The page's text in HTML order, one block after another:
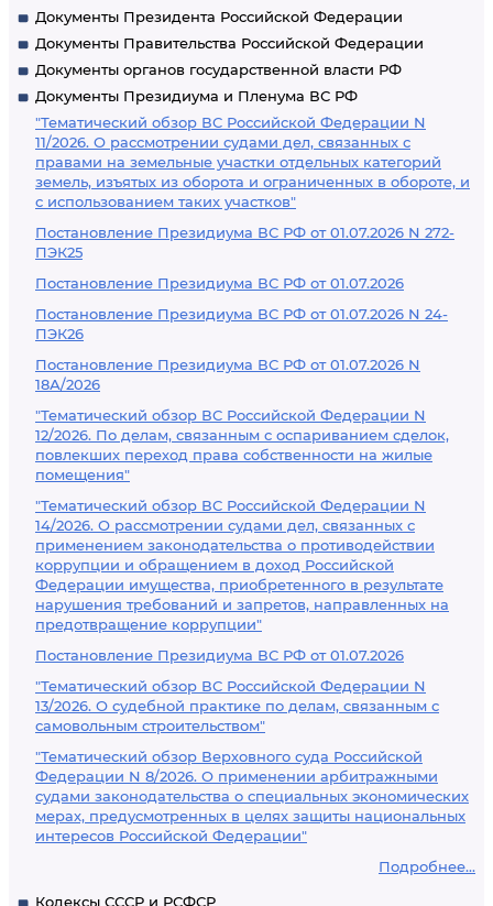
Документы Президента Российской Федерации
Документы Правительства Российской Федерации
Документы органов государственной власти РФ
Документы Президиума и Пленума ВС РФ
"Тематический обзор ВС Российской Федерации N
11/2026. О рассмотрении судами дел, связанных с
правами на земельные участки отдельных категорий
земель, изъятых из оборота и ограниченных в обороте, и
с использованием таких участков"
Постановление Президиума ВС РФ от 01.07.2026 N 272-
ПЭК25
Постановление Президиума ВС РФ от 01.07.2026
Постановление Президиума ВС РФ от 01.07.2026 N 24-
ПЭК26
Постановление Президиума ВС РФ от 01.07.2026 N
18А/2026
"Тематический обзор ВС Российской Федерации N
12/2026. По делам, связанным с оспариванием сделок,
повлекших переход права собственности на жилые
помещения"
"Тематический обзор ВС Российской Федерации N
14/2026. О рассмотрении судами дел, связанных с
применением законодательства о противодействии
коррупции и обращением в доход Российской
Федерации имущества, приобретенного в результате
нарушения требований и запретов, направленных на
предотвращение коррупции"
Постановление Президиума ВС РФ от 01.07.2026
"Тематический обзор ВС Российской Федерации N
13/2026. О судебной практике по делам, связанным с
самовольным строительством"
"Тематический обзор Верховного суда Российской
Федерации N 8/2026. О применении арбитражными
судами законодательства о специальных экономических
мерах, предусмотренных в целях защиты национальных
интересов Российской Федерации"
Подробнее...
Кодексы СССР и РСФСР